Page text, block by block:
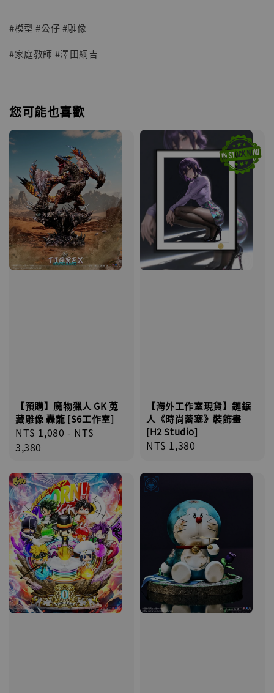
#模型 #公仔 #雕像
#家庭教師 #澤田綱吉
您可能也喜歡
【預購】魔物獵人 GK 蒐
藏雕像 轟龍 [S6工作室]
Regular
price
NT$ 1,080 - NT$
3,380
【海外工作室現貨】鏈鋸
人《時尚蕾塞》裝飾畫
[H2 Studio]
Regular
NT$ 1,380